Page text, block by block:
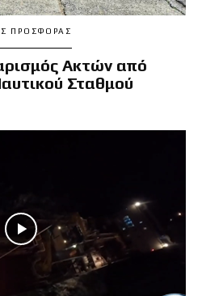
ΠΡΟΣΦΟΡΆΣ
Ακτών από
Σταθμού